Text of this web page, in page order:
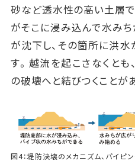
砂など透水性の高い土層
がそこに浸み込んで水み
が沈下し、その箇所に洪
す。越流を起こさなくと
の破壊へと結びつくことが
図4：堤防決壊のメカニズム、パイピ